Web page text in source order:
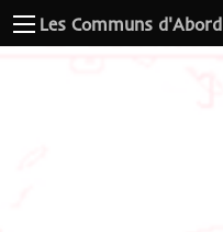
Les Communs d'Abord